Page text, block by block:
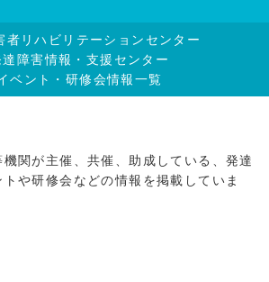
者リハビリテーションセンター
達障害情報・支援センター
ベント・研修会情報一覧
関が主催、共催、助成している、発達
や研修会などの情報を掲載していま